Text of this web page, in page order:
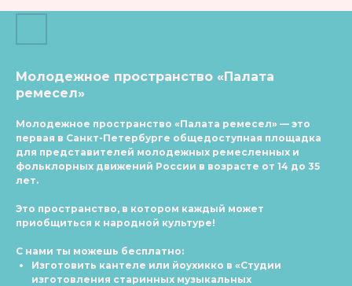
Молодежное пространство «Палата
ремесел»
Молодежное пространство «Палата ремесел» — это
первая в Санкт-Петербурге общедоступная площадка
для представителей молодежных ремесленных и
фольклорных движений России в возрасте от 14 до 35
лет.
Это пространство, в котором каждый может
приобщиться к народной культуре!
С нами ты можешь бесплатно:
Изготовить кантеле или йоухикко в «Студии
изготовления старинных музыкальных